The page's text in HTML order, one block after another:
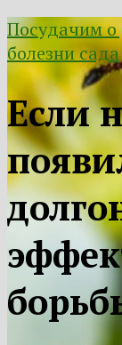
Посудачим о
болезни сада
Если